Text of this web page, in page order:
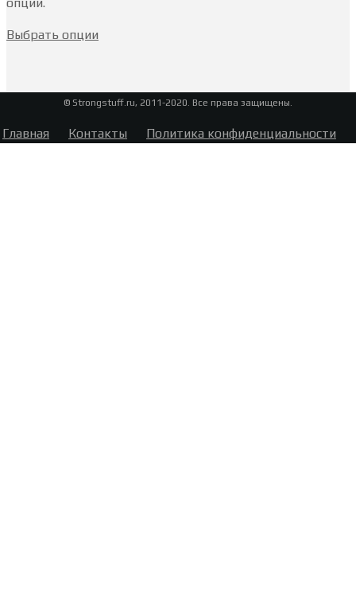
Выбрать опции
© Strongstuff.ru, 2011-2020. Все права защищены.
Главная Контакты Политика конфиденциальности